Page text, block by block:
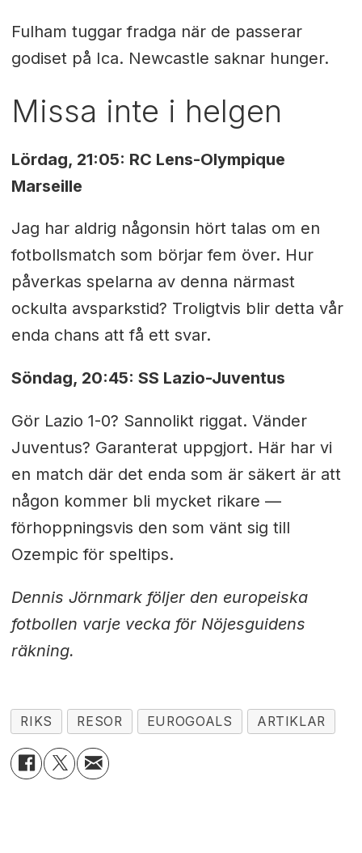
Fulham tuggar fradga när de passerar
godiset på Ica. Newcastle saknar hunger.
Missa inte i helgen
Lördag, 21:05: RC Lens-Olympique
Marseille
Jag har aldrig någonsin hört talas om en
fotbollsmatch som börjar fem över. Hur
påverkas spelarna av denna närmast
ockulta avsparkstid? Troligtvis blir detta vår
enda chans att få ett svar.
Söndag, 20:45: SS Lazio-Juventus
Gör Lazio 1-0? Sannolikt riggat. Vänder
Juventus? Garanterat uppgjort. Här har vi
en match där det enda som är säkert är att
någon kommer bli mycket rikare —
förhoppningsvis den som vänt sig till
Ozempic för speltips.
Dennis Jörnmark följer den europeiska
fotbollen varje vecka för Nöjesguidens
räkning.
RIKS RESOR EUROGOALS ARTIKLAR